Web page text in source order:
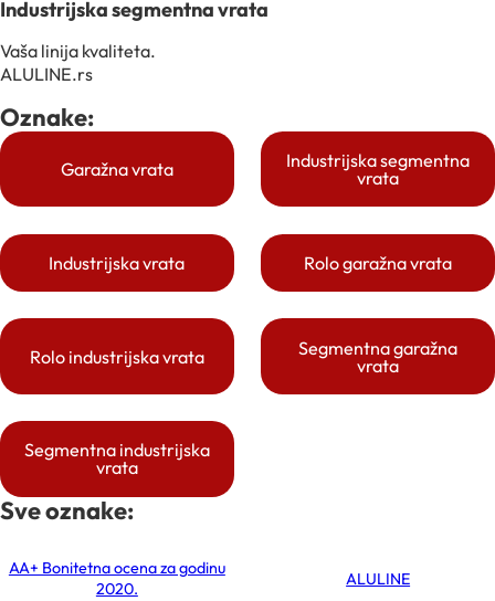
Industrijska segmentna vrata
Vaša linija kvaliteta.
ALULINE.rs
Oznake:
Garažna vrata
Industrijska segmentna
vrata
Industrijska vrata Rolo garažna vrata
Rolo industrijska vrata
Segmentna garažna
vrata
Segmentna industrijska
vrata
Sve oznake:
AA+ Bonitetna ocena za godinu
2020.
ALULINE